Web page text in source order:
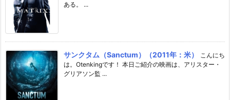
ある。 ...
サンクタム（Sanctum）（2011年：米）
こんにち
は。Otenkingです！ 本日ご紹介の映画は、アリスター・
グリアソン監 ...